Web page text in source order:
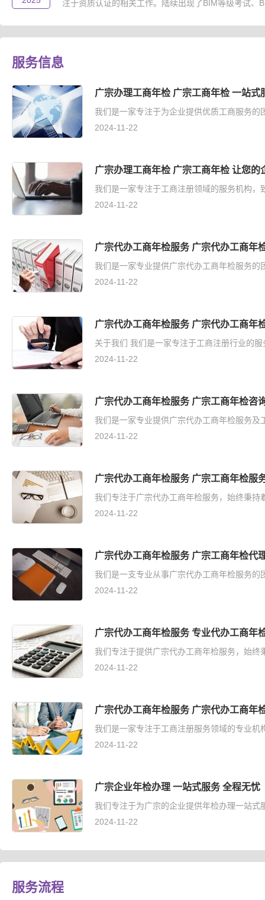
注于资质认证的相关工作。陆续出现了BIM等级考试、
服务信息
广宗办理工商年检 广宗工商年检 一站式
我们是一家专注于为企业提供优质工商服务
2024-11-22
广宗办理工商年检 广宗工商年检 让您的
我们是一家专注于工商注册领域的服务机构
2024-11-22
广宗代办工商年检服务 广宗代办工商年
我们是一家专业提供广宗代办工商年检服务
2024-11-22
广宗代办工商年检服务 广宗代办工商年
关于我们 我们是一家专注于工商注册行业的
2024-11-22
广宗代办工商年检服务 广宗工商年检咨
我们是一家专业提供广宗代办工商年检服务
2024-11-22
广宗代办工商年检服务 广宗工商年检服
我们专注于广宗代办工商年检服务，始终秉持
2024-11-22
广宗代办工商年检服务 广宗工商年检代
我们是一支专业从事广宗代办工商年检服务
2024-11-22
广宗代办工商年检服务 专业代办工商年
我们专注于提供广宗代办工商年检服务，始终
2024-11-22
广宗代办工商年检服务 广宗代办工商年
我们是一家专注于工商注册服务领域的专业
2024-11-22
广宗企业年检办理 一站式服务 全程无忧
我们专注于为广宗的企业提供年检办理一站
2024-11-22
服务流程